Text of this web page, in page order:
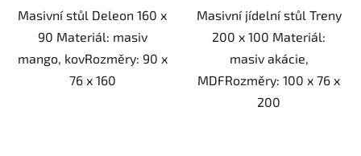
Masivní stůl Deleon 160 x
90 Materiál: masiv
mango, kovRozměry: 90 x
76 x 160
Masivní jídelní stůl Treny
200 x 100 Materiál:
masiv akácie,
MDFRozměry: 100 x 76 x
200